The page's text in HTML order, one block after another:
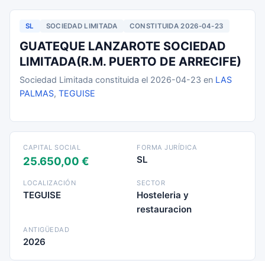
SL SOCIEDAD LIMITADA CONSTITUIDA 2026-04-23
GUATEQUE LANZAROTE SOCIEDAD
LIMITADA(R.M. PUERTO DE ARRECIFE)
Sociedad Limitada constituida el 2026-04-23 en LAS
PALMAS, TEGUISE
CAPITAL SOCIAL
25.650,00 €
FORMA JURÍDICA
SL
LOCALIZACIÓN
TEGUISE
SECTOR
Hosteleria y
restauracion
ANTIGÜEDAD
2026